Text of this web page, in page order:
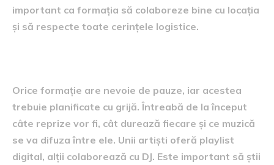
important ca formația să colaboreze bine cu locația
și să respecte toate cerințele logistice.
Orice formație are nevoie de pauze, iar acestea
trebuie planificate cu grijă. Întreabă de la început
câte reprize vor fi, cât durează fiecare și ce muzică
se va difuza între ele. Unii artiști oferă playlist
digital, alții colaborează cu DJ. Este important să știi